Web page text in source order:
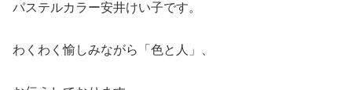
パステルカラー安井けい子です。
わくわく愉しみながら「色と人」、